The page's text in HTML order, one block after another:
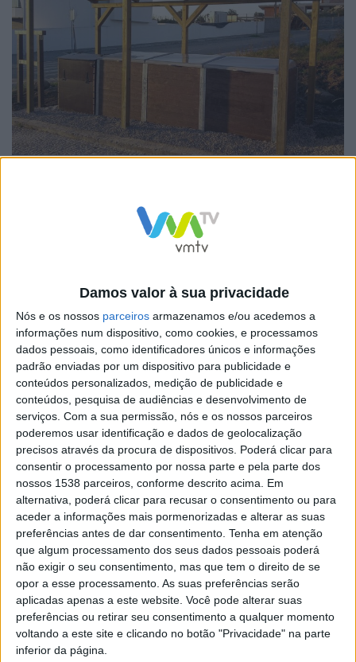
Damos valor à sua privacidade
Nós e os nossos parceiros armazenamos e/ou acedemos a
informações num dispositivo, como cookies, e processamos
dados pessoais, como identificadores únicos e informações
padrão enviadas por um dispositivo para publicidade e
conteúdos personalizados, medição de publicidade e
conteúdos, pesquisa de audiências e desenvolvimento de
serviços. Com a sua permissão, nós e os nossos parceiros
poderemos usar identificação e dados de geolocalização
precisos através da procura de dispositivos. Poderá clicar para
consentir o processamento por nossa parte e pela parte dos
nossos 1538 parceiros, conforme descrito acima. Em
alternativa, poderá clicar para recusar o consentimento ou para
aceder a informações mais pormenorizadas e alterar as suas
preferências antes de dar consentimento. Tenha em atenção
que algum processamento dos seus dados pessoais poderá
não exigir o seu consentimento, mas que tem o direito de se
opor a esse processamento. As suas preferências serão
aplicadas apenas a este website. Você pode alterar suas
preferências ou retirar seu consentimento a qualquer momento
voltando a este site e clicando no botão "Privacidade" na parte
inferior da página.
elementos do Município, devidamente identificados,
para aderirem a este projeto, sendo-lhes entregue um
biorresíduos e um cartão de acesso ao compostor
instalado na ilha. Desta forma, após fazerem a
separação dos resíduos orgânicos e/ou resíduos
verdes no balde, basta utilizar o cartão para aceder ao
compostor e depositar o seu conteúdo.
Após os biorresíduos se transformarem em composto
orgânico, os aderentes ao projeto podem contactar as
Juntas de Freguesia para recolherem o seu composto
orgânico e utilizá-lo nos seus vasos e floreiras.
A implementação deste projeto conta com o apoio do
Fundo Ambiental e da Comunidade Intermunicipal do
Vale do Cávado.